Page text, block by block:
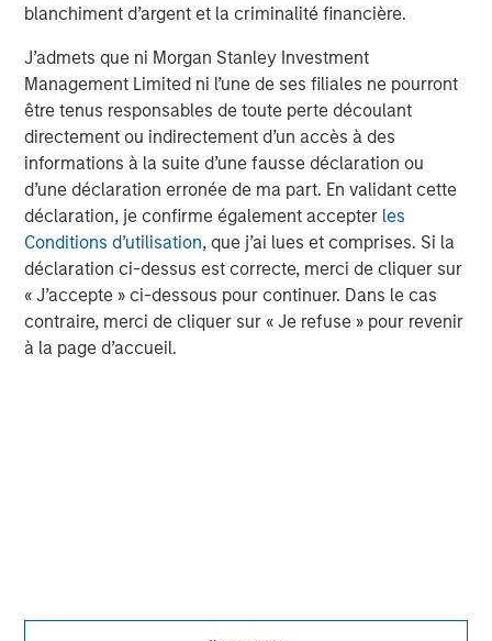
blanchiment d’argent et la criminalité financière.
J’admets que ni Morgan Stanley Investment
Management Limited ni l’une de ses filiales ne pourront
être tenus responsables de toute perte découlant
directement ou indirectement d’un accès à des
informations à la suite d’une fausse déclaration ou
d’une déclaration erronée de ma part. En validant cette
déclaration, je confirme également accepter les
Conditions d’utilisation, que j’ai lues et comprises. Si la
déclaration ci-dessus est correcte, merci de cliquer sur
« J’accepte » ci-dessous pour continuer. Dans le cas
contraire, merci de cliquer sur « Je refuse » pour revenir
à la page d’accueil.
About A.B.C. Learning Centres Limited
For more information, visit the A.B.C. website at
www.childcare.com.au
Morgan Stanley Capital Partners
Morgan Stanley Capital Partners manages a middle-
market private equity platform with a strong focus on
value creation. The team has invested capital in a broad
spectrum of industries for over two decades.